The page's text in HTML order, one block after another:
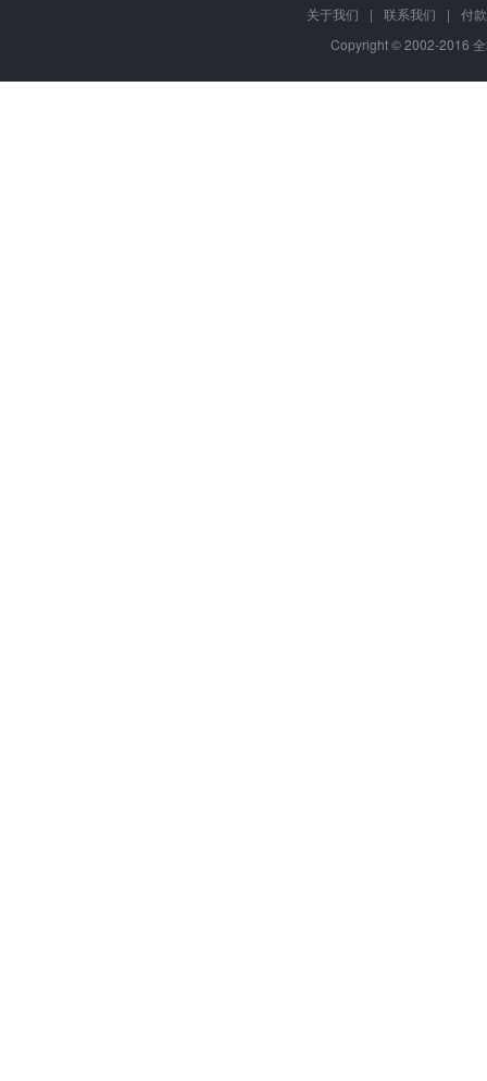
关于我们 | 联系我们 |
付
Copyright © 2002-2016